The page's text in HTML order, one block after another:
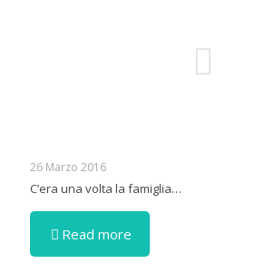
26 Marzo 2016
C’era una volta la famiglia…
Read more